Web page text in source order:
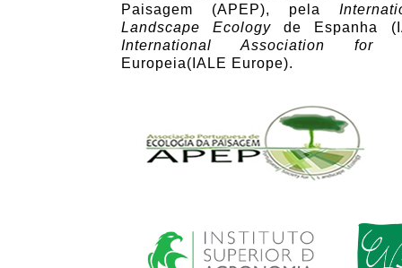
Paisagem (APEP), pela
Landscape Ecology de Espanha
International Association for
Europeia(IALE Europe).